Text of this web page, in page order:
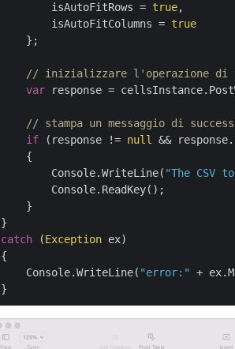
        isAutoFitRows =
true,
        isAutoFitColumns =
true
    };
// inizializzare l'operazione di
var response =
// stampa un messaggio di
if (response != null &&
    {
        Console.WriteLine(
"The CSV
        Console.ReadKey();
    }
catch (Exception ex)
{
    Console.WriteLine(
"error:" +